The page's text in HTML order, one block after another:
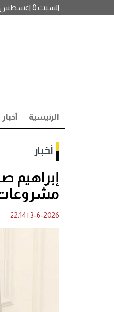
السبت 8 اغسطس 2026
الرئيسية أخبار
أخبار
إبراهيم
مشروعات
3-6-2026
|
22:14